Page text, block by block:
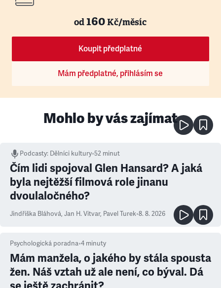
od160Kč/měsíc
Koupit předplatné
Mám předplatné, přihlásím se
Mohlo by vás zajímat
Podcasty: Dělníci kultury•52 minut
Čím lidi spojoval Glen Hansard? A jaká
byla nejtěžší filmová role jinanu
dvoulaločného?
Jindřiška Bláhová, Jan H. Vitvar, Pavel Turek•8. 8. 2026
Psychologická poradna•4 minuty
Mám manžela, o jakého by stála spousta
žen. Náš vztah už ale není, co býval. Dá